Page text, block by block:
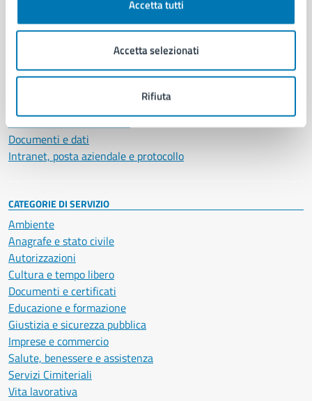
Accetta tutti
Accetta selezionati
Rifiuta
Aree amministrative
Uffici
Personale amministrativo
Documenti e dati
Intranet, posta aziendale e protocollo
CATEGORIE DI SERVIZIO
Ambiente
Anagrafe e stato civile
Autorizzazioni
Cultura e tempo libero
Documenti e certificati
Educazione e formazione
Giustizia e sicurezza pubblica
Imprese e commercio
Salute, benessere e assistenza
Servizi Cimiteriali
Vita lavorativa